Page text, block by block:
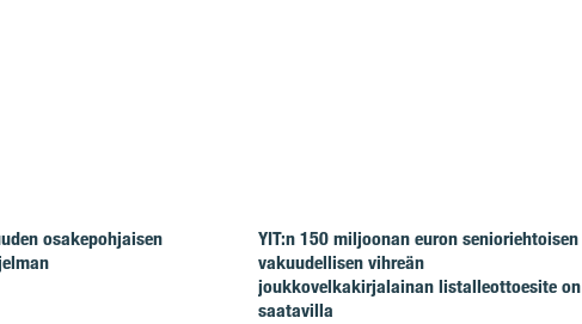
osakepohjaisen
YIT:n 150 miljoonan euron senioriehtoisen
vakuudellisen vihreän
joukkovelkakirjalainan listalleottoesite on
saatavilla